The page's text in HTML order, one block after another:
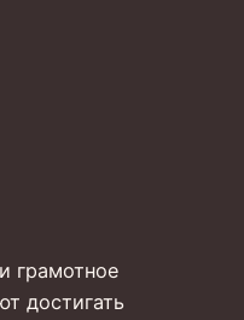
грамотное
достигать